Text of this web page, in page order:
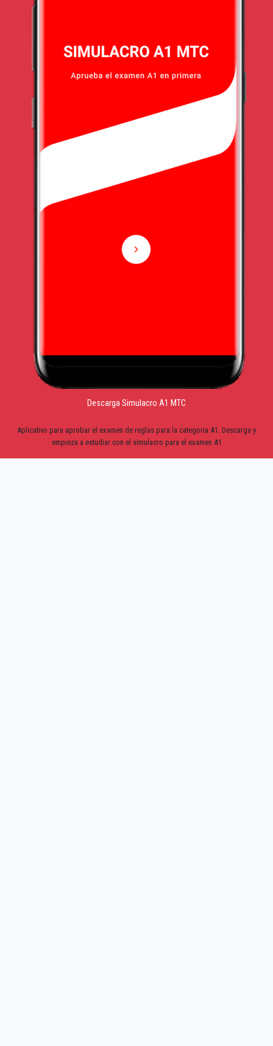
Descarga Simulacro A1 MTC
Aplicativo para aprobar el examen de reglas para la categoria A1. Descarga y
empieza a estudiar con el simulacro para el examen A1